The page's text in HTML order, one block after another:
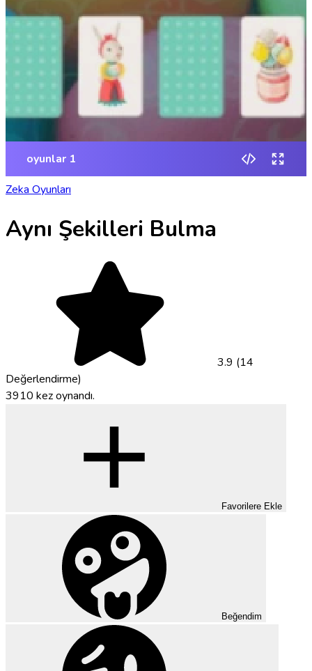
Zeka Oyunları
Aynı Şekilleri Bulma
3.9 (14
Değerlendirme)
3910 kez oynandı.
Favorilere Ekle
Beğendim